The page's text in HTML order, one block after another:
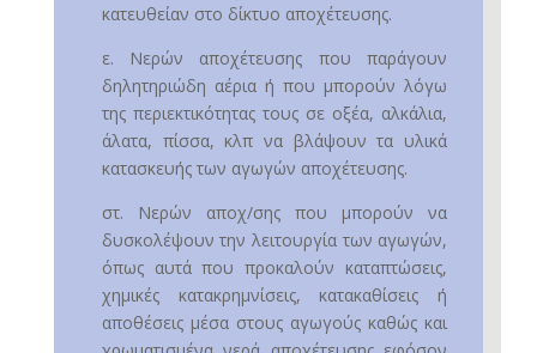
κατευθείαν στο δίκτυο αποχέτευσης.
ε. Νερών αποχέτευσης που παράγουν
δηλητηριώδη αέρια ή που μπορούν λόγω
της περιεκτικότητας τους σε οξέα, αλκάλια,
άλατα, πίσσα, κλπ να βλάψουν τα υλικά
κατασκευής των αγωγών αποχέτευσης.
στ. Νερών αποχ/σης που μπορούν να
δυσκολέψουν την λειτουργία των αγωγών,
όπως αυτά που προκαλούν καταπτώσεις,
χημικές κατακρημνίσεις, κατακαθίσεις ή
αποθέσεις μέσα στους αγωγούς καθώς και